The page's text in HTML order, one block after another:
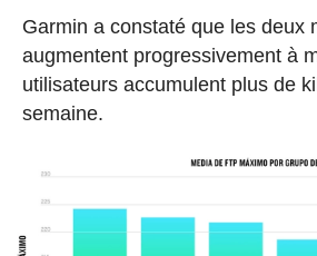
Garmin a constaté que les deux
augmentent progressivement à
utilisateurs accumulent plus de
semaine.